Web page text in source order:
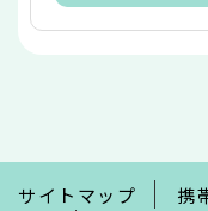
で
サイトマップ 携